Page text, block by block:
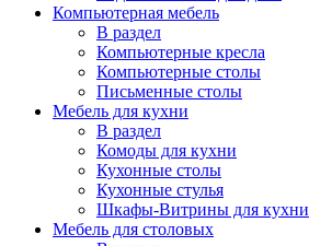
Компьютерная мебель
В раздел
Компьютерные кресла
Компьютерные столы
Письменные столы
Мебель для кухни
В раздел
Комоды для кухни
Кухонные столы
Кухонные стулья
Шкафы-Витрины для кухни
Мебель для столовых